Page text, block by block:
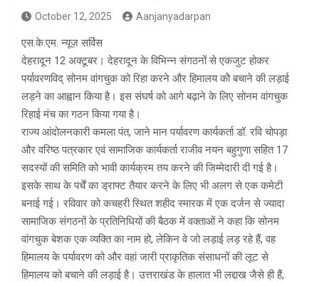
October 12, 2025 Aanjanyadarpan
एस.के.एम. न्यूज़ सर्विस
देहरादून 12 अक्टूबर। देहरादून के विभिन्न संगठनों से एकजुट होकर
पर्यावरणविद् सोनम वांगचुक को रिहा करने और हिमालय कोे बचाने की लड़ाई
लड़ने का आह्वान किया है। इस संघर्ष को आगे बढ़ाने के लिए सोनम वांगचुक
रिहाई मंच का गठन किया गया है।
राज्य आंदोलनकारी कमला पंत, जाने मान पर्यावरण कार्यकर्ता डॉ. रवि चोपड़ा
और वरिष्ठ पत्रकार एवं सामाजिक कार्यकर्ता राजीव नयन बहुगुणा सहित 17
सदस्यों की समिति को भावी कार्यक्रम तय करने की जिम्मेदारी दी गई है।
इसके साथ के पर्चें का ड्राफ्ट तैयार करने के लिए भी अलग से एक कमेटी
बनाई गई। रविवार को कचहरी स्थित शहीद स्मारक में एक दर्जन से ज्यादा
सामाजिक संगठनों के प्रतिनिधियों की बैठक में वक्ताओं ने कहा कि सोनम
वांगचुक बेशक एक व्यक्ति का नाम हो, लेकिन वे जो लड़ाई लड़ रहे हैं, वह
हिमालय के पर्यावरण को और वहां जारी प्राकृतिक संसाधनों की लूट से
हिमालय को बचाने की लड़ाई है। उत्तराखंड के हालात भी लद्दाख जैसे ही हैं,